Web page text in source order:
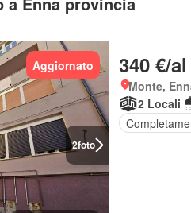
2foto
Aggiornato 340 €/
Monte,
2 Locali